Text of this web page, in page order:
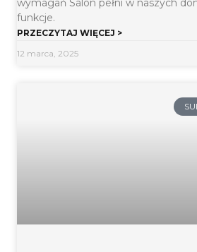
wymagań Salon pełni w naszych
funkcje.
PRZECZYTAJ WIĘCEJ >
12 marca, 2025